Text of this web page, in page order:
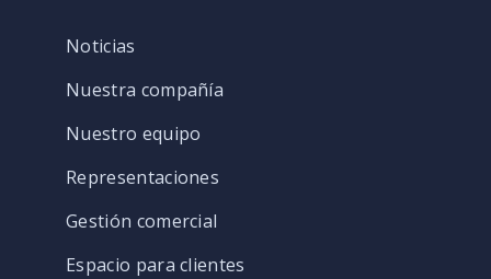
Noticias
Nuestra compañía
Nuestro equipo
Representaciones
Gestión comercial
Espacio para clientes